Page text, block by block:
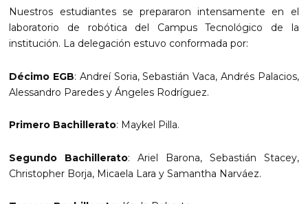
Nuestros estudiantes se prepararon intensamente en el
laboratorio de robótica del Campus Tecnológico de la
institución. La delegación estuvo conformada por:
Décimo EGB: Andreí Soria, Sebastián Vaca, Andrés Palacios,
Alessandro Paredes y Ángeles Rodríguez.
Primero Bachillerato: Maykel Pilla.
Segundo Bachillerato: Ariel Barona, Sebastián Stacey,
Christopher Borja, Micaela Lara y Samantha Narváez.